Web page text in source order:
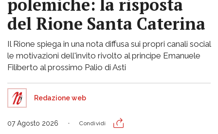
polemiche: la risposta
del Rione Santa Caterina
Il Rione spiega in una nota diffusa sui propri canali social
le motivazioni dell'invito rivolto al principe Emanuele
Filiberto al prossimo Palio di Asti
Redazione web
07 Agosto 2026 Condividi